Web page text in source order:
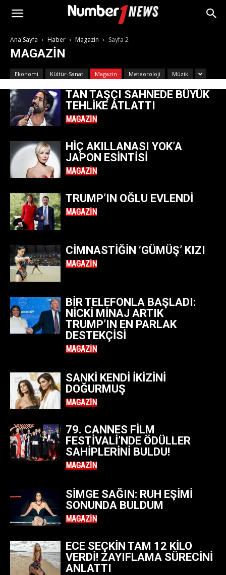
Ana Sayfa Haber Magazin Sayfa 2
MAGAZIN
Ekonomi Kültür-Sanat Magazin Meteoroloji Müzik
TAN TAŞÇI SAHNEDE BÜYÜK
TEHLIKE ATLATTI
MAGAZIN
HIÇ AKILLANASI YOK’A
JAPON ESINTISI
MAGAZIN
TRUMP’IN OĞLU EVLENDI
MAGAZIN
CIMNASTIĞIN ‘GÜMÜŞ’ KIZI
MAGAZIN
BIR TELEFONLA BAŞLADI:
NICKI MINAJ ARTIK
TRUMP’IN EN PARLAK
DESTEKÇISI
MAGAZIN
SANKI KENDI IKIZINI
DOĞURMUŞ
MAGAZIN
79. CANNES FILM
FESTIVALI’NDE ÖDÜLLER
SAHIPLERINI BULDU!
MAGAZIN
SIMGE SAĞIN: RUH EŞIMI
SONUNDA BULDUM
MAGAZIN
ECE SEÇKIN TAM 12 KILO
VERDI! ZAYIFLAMA SÜRECINI
ANLATTI